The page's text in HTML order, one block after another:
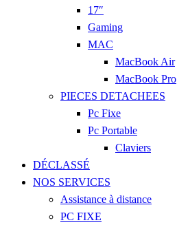
17″
Gaming
MAC
MacBook Air
MacBook Pro
PIECES DETACHEES
Pc Fixe
Pc Portable
Claviers
DÉCLASSÉ
NOS SERVICES
Assistance à distance
PC FIXE